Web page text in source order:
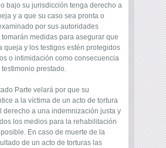
bajo su jurisdicción tenga derecho a
y a que su caso sea pronta o
por sus autoridades
medidas para asegurar que
queja y los testigos estén protegidos
o intimidación como consecuencia
prestado.
Parte velará por que su
a la víctima de un acto de tortura
derecho a una indemnización justa y
los medios para la rehabilitación
En caso de muerte de la
de un acto de torturas las